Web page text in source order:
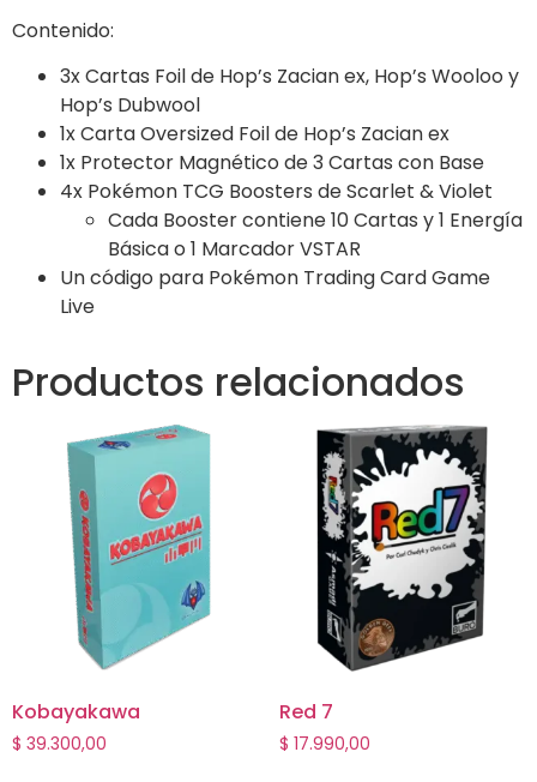
Contenido:
3x Cartas Foil de Hop’s Zacian ex, Hop’s Wooloo y
Hop’s Dubwool
1x Carta Oversized Foil de Hop’s Zacian ex
1x Protector Magnético de 3 Cartas con Base
4x Pokémon TCG Boosters de Scarlet & Violet
Cada Booster contiene 10 Cartas y 1 Energía
Básica o 1 Marcador VSTAR
Un código para Pokémon Trading Card Game
Live
Productos relacionados
Kobayakawa
$ 39.300,00
Red 7
$ 17.990,00